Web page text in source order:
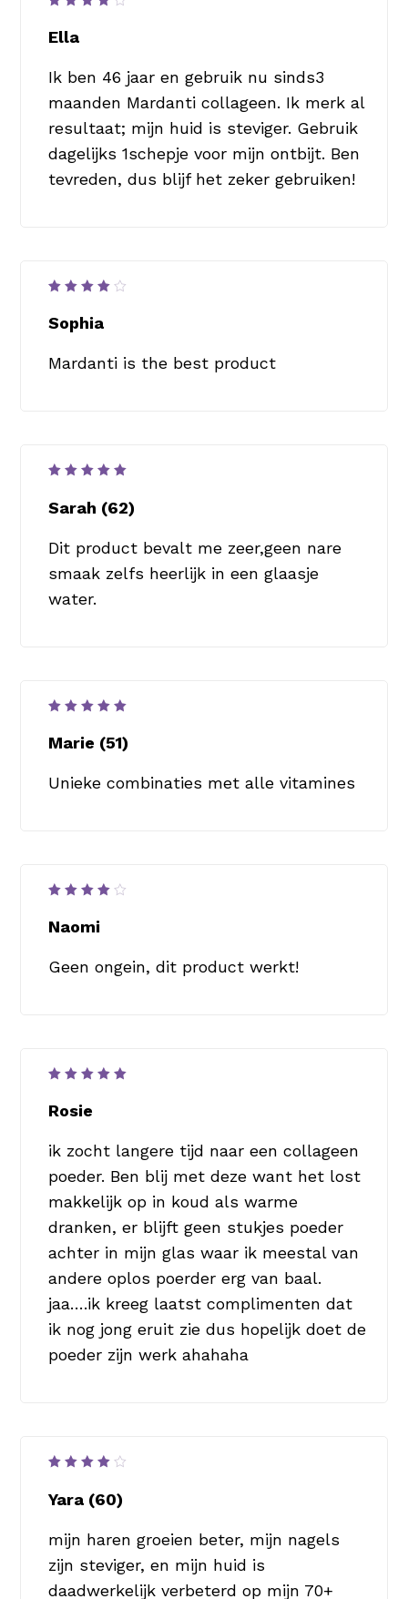
4uit
5
Ella
Ik ben 46 jaar en gebruik nu sinds3
maanden Mardanti collageen. Ik merk al
resultaat; mijn huid is steviger. Gebruik
dagelijks 1schepje voor mijn ontbijt. Ben
tevreden, dus blijf het zeker gebruiken!
4
uit
5
Sophia
Mardanti is the best product
5 uit 5
Sarah (62)
Dit product bevalt me zeer,geen nare
smaak zelfs heerlijk in een glaasje
water.
5 uit 5
Marie (51)
Unieke combinaties met alle vitamines
4
5
Naomi
Geen ongein, dit product werkt!
5 uit 5
Rosie
ik zocht langere tijd naar een collageen
poeder. Ben blij met deze want het lost
makkelijk op in koud als warme
dranken, er blijft geen stukjes poeder
achter in mijn glas waar ik meestal van
andere oplos poerder erg van baal.
jaa….ik kreeg laatst complimenten dat
ik nog jong eruit zie dus hopelijk doet de
poeder zijn werk ahahaha
4
uit
5
Yara (60)
mijn haren groeien beter, mijn nagels
zijn steviger, en mijn huid is
daadwerkelijk verbeterd op mijn 70+